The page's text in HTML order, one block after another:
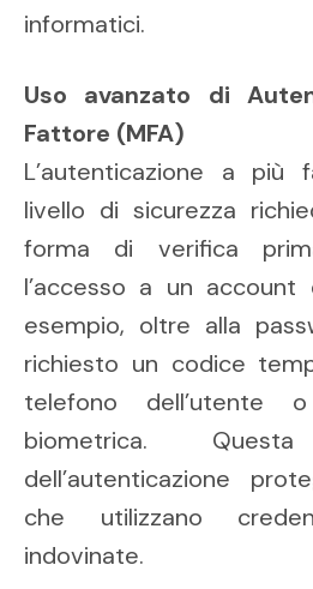
informatici.
Uso avanzato di
Fattore (MFA)
L’autenticazione a più
livello di sicurezza
forma di verifica
l’accesso a un
esempio, oltre alla
richiesto un codice
telefono dell’utente
biometrica. Questa
dell’autenticazione
che utilizzano
indovinate.